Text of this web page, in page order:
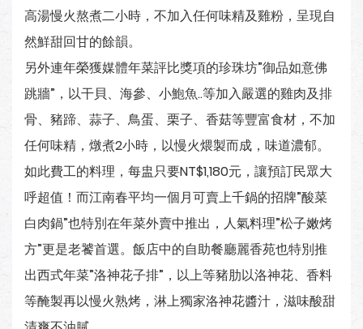
高湯慢火熬煮二小時，不加入任何味精及雞粉，呈現自
然鮮甜回甘的餘韻。
另外連年榮獲媒體年菜評比獎項的珍珠坊”御品如意佛
跳牆”，以干貝、海參、小鮑魚..等加入嚴選的雞肉及排
骨、豬蹄、蒜子、鳥蛋、栗子、香菇等豐富食材，不加
任何味精，燉煮2小時，以慢火煨製而成，味道濃郁。
如此費工的料理，每盅只要NT$1,180元，讓預訂民眾大
呼超值！而江南春平均一個月可賣上千鍋的招牌”酸菜
白肉鍋”也特別在年菜外賣中推出，人氣料理”松子嫩烤
方”更是老饕首選。飯店中的自助餐廳麗香苑也特別推
出西式年菜”洛神花子排”，以上等豬肋以洛神花、香料
等醃製再以慢火熟烤，淋上獨家洛神花醬汁，滋味酸甜